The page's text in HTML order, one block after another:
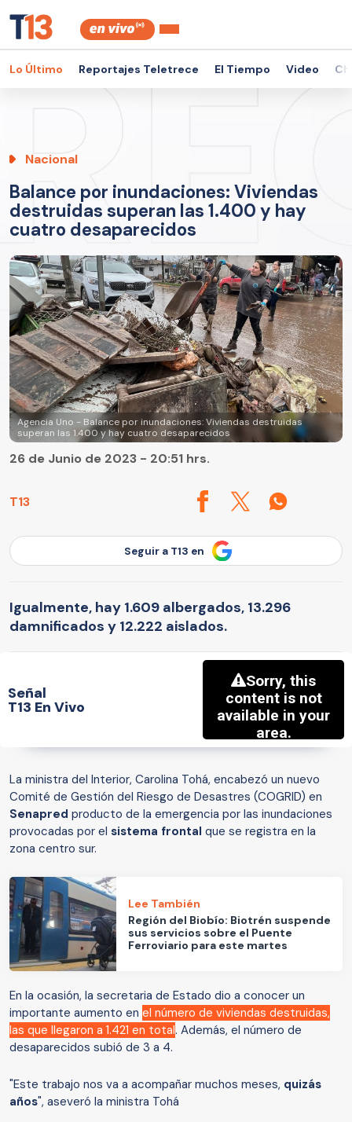
Lo Último Reportajes Teletrece El Tiempo Video
Nacional
Balance por inundaciones: Viviendas
destruidas superan las 1.400 y hay
cuatro desaparecidos
Agencia Uno - Balance por inundaciones: Viviendas destruidas
superan las 1.400 y hay cuatro desaparecidos
T13
26 de Junio de 2023 - 20:51 hrs.
Seguir a T13 en
Igualmente, hay 1.609 albergados, 13.296
damnificados y 12.222 aislados.
Señal
T13 En Vivo
La ministra del Interior, Carolina Tohá, encabezó un nuevo
Comité de Gestión del Riesgo de Desastres (COGRID) en
Senapred producto de la emergencia por las inundaciones
provocadas por el sistema frontal que se registra en la
zona centro sur.
Lee También
Región del Biobío: Biotrén suspende
sus servicios sobre el Puente
Ferroviario para este martes
En la ocasión, la secretaria de Estado dio a conocer un
importante aumento en el número de viviendas destruidas,
las que llegaron a 1.421 en total. Además, el número de
desaparecidos subió de 3 a 4.
"Este trabajo nos va a acompañar muchos meses, quizás
años", aseveró la ministra Tohá